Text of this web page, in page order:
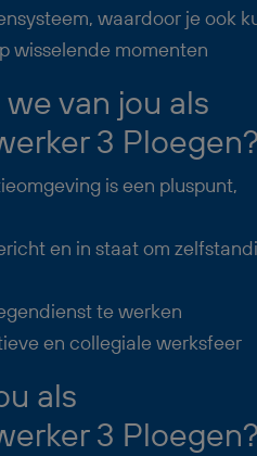
waardoor je ook
wisselende momenten
van jou als
3 Ploegen?
is een pluspunt,
en in staat om
te werken
en collegiale werksfeer
als
3 Ploegen?